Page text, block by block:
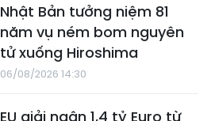
Nhật Bản tưởng niệm 81
năm vụ ném bom nguyên
tử xuống Hiroshima
06/08/2026 14:30
EU giải ngân 1,4 tỷ Euro từ